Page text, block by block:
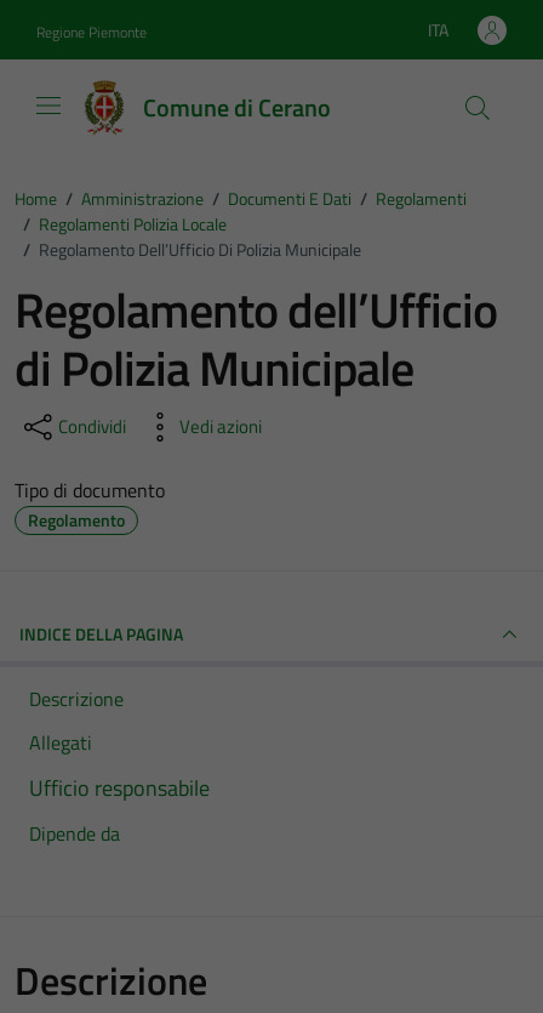
Regione Piemonte Lingua attiva:
ITA
Comune di Cerano
Home / Amministrazione / Documenti E Dati / Regolamenti
/ Regolamenti Polizia Locale
/ Regolamento Dell’Ufficio Di Polizia Municipale
Regolamento dell’Ufficio
di Polizia Municipale
Condividi Vedi azioni
Tipo di documento
Regolamento
INDICE DELLA PAGINA
Descrizione
Allegati
Ufficio responsabile
Dipende da
Descrizione